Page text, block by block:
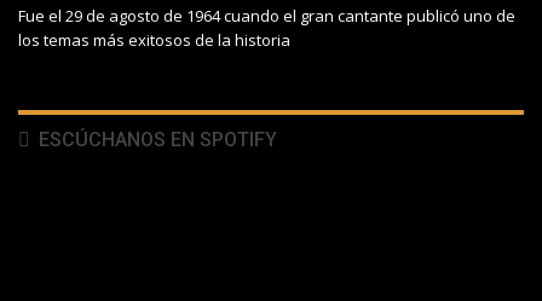
Fue el 29 de agosto de 1964 cuando el gran cantante publicó uno de
los temas más exitosos de la historia
ESCÚCHANOS EN SPOTIFY